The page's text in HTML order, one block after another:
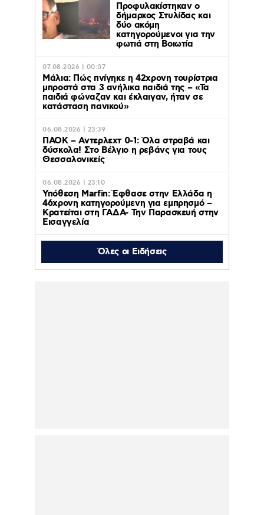
Προφυλακίστηκαν ο
δήμαρχος Στυλίδας και
δύο ακόμη
κατηγορούμενοι για την
φωτιά στη Βοιωτία
07.08.2026 | 00:07
Μάλια: Πώς πνίγηκε η 42χρονη τουρίστρια
μπροστά στα 3 ανήλικα παιδιά της – «Τα
παιδιά φώναζαν και έκλαιγαν, ήταν σε
κατάσταση πανικού»
06.08.2026 | 23:39
ΠΑΟΚ – Αντερλεχτ 0-1: Όλα στραβά και
δύσκολα! Στο Βέλγιο η ρεβάνς για τους
Θεσσαλονικείς
06.08.2026 | 23:10
Υπόθεση Marfin: Έφθασε στην Ελλάδα η
46χρονη κατηγορούμενη για εμπρησμό –
Κρατείται στη ΓΑΔΑ- Την Παρασκευή στην
Εισαγγελία
Όλες οι Ειδήσεις